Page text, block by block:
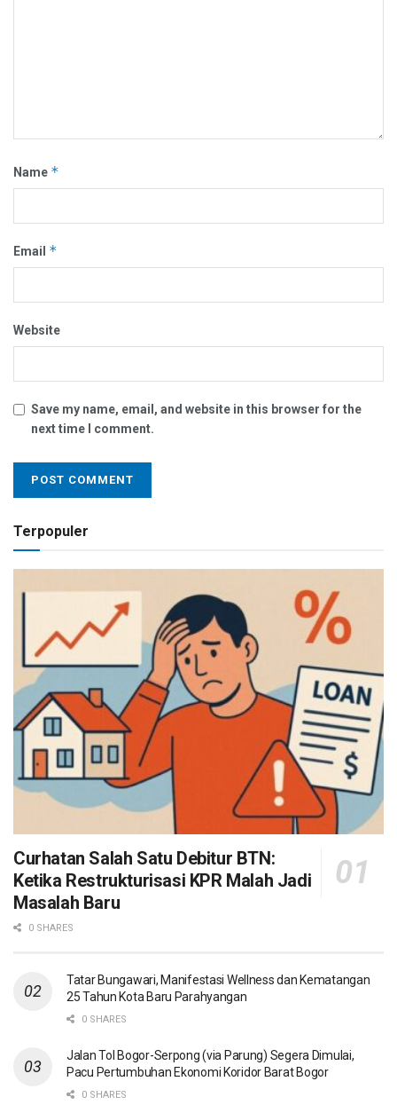
Name *
Email *
Website
Save my name, email, and website in this browser for the
next time I comment.
Terpopuler
Curhatan Salah Satu Debitur BTN:
Ketika Restrukturisasi KPR Malah Jadi
Masalah Baru
0 SHARES
Tatar Bungawari, Manifestasi Wellness dan Kematangan
25 Tahun Kota Baru Parahyangan
0 SHARES
Jalan Tol Bogor-Serpong (via Parung) Segera Dimulai,
Pacu Pertumbuhan Ekonomi Koridor Barat Bogor
0 SHARES